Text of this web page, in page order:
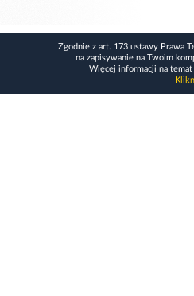
Zgodnie z art. 173 ustawy Prawa
na zapisywanie na Twoim
Więcej informacji na